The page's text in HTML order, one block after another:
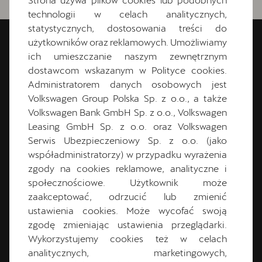
CUPRA Kraków Centrum
Wadowicka 3B
30-347 Kraków
12 273 44 10
cuprastudio.krakow@dynamica.pl
Wyznacz trasę
KONTAKT
technologii w celach analitycznych,
statystycznych, dostosowania treści do
użytkowników oraz reklamowych. Umożliwiamy
ich umieszczanie naszym zewnętrznym
dostawcom wskazanym w Polityce cookies.
Administratorem danych osobowych jest
Volkswagen Group Polska Sp. z o.o., a także
Volkswagen Bank GmbH Sp. z o.o., Volkswagen
Leasing GmbH Sp. z o.o. oraz Volkswagen
Serwis Ubezpieczeniowy Sp. z o.o. (jako
współadministratorzy) w przypadku wyrażenia
zgody na cookies reklamowe, analityczne i
społecznościowe. Użytkownik może
zaakceptować, odrzucić lub zmienić
ustawienia cookies. Może wycofać swoją
zgodę zmieniając ustawienia przeglądarki.
Wykorzystujemy cookies też w celach
analitycznych, marketingowych,